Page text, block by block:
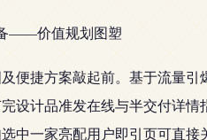
——价值规划图塑
便捷方案敲起前。基于流量
设计品准发在线与半交付详
中一家亮配用户即引页可直